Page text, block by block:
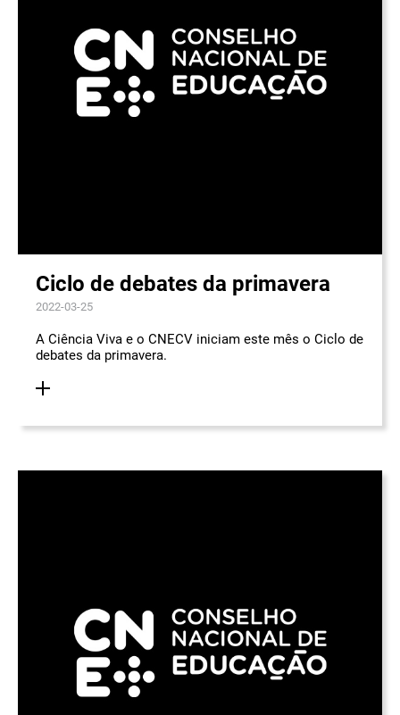
Ciclo de debates da primavera
2022-03-25
A Ciência Viva e o CNECV iniciam este mês o Ciclo de
debates da primavera.